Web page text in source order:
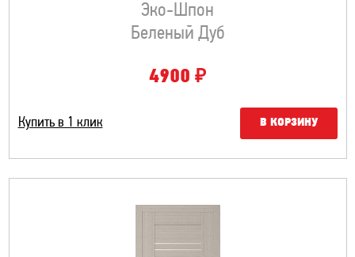
Эко-Шпон
Беленый Дуб
4900 ₽
Купить в 1 клик В КОРЗИНУ